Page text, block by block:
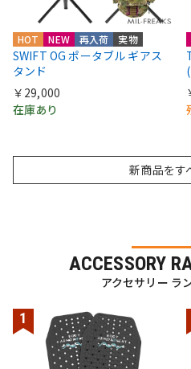
HOT NEW 再入荷 実物
SWIFT OG ポータブル ギアス
タンド
￥29,000
在庫あり
新商品をす
ACCESSORY
アクセサリー ラ